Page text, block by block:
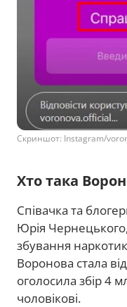
Скриншот: Instagram/
Хто така
Співачка та
Юрія
збування
Воронова стала
оголосила збір 4
чоловікові.